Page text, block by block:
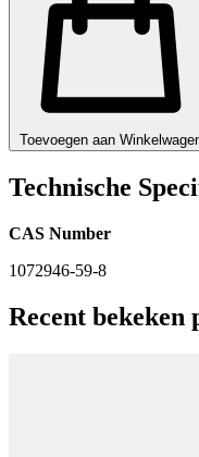
Toevoegen aan
Technische
CAS Number
1072946-59-8
Recent bekeken